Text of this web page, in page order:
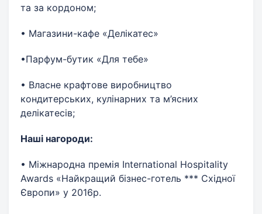
та за кордоном;
• Магазини-кафе «Делікатес»
•Парфум-бутик «Для тебе»
• Власне крафтове виробництво
кондитерських, кулінарних та м’ясних
делікатесів;
Наші нагороди:
• Міжнародна премія International Hospitality
Awards «Найкращий бізнес-готель *** Cхідної
Європи» у 2016р.